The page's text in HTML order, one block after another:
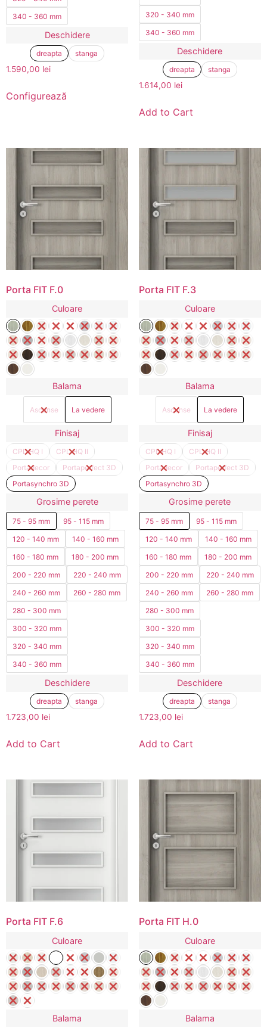
340 - 360 mm
Deschidere
dreapta stanga
1.590,00 lei
Configurează
320 - 340 mm
340 - 360 mm
Deschidere
dreapta stanga
1.614,00 lei
Add to Cart
Porta FIT F.0
Culoare
Balama
Ascunse La vedere
Finisaj
CPL HQ I
CPL HQ II
Portadecor
Portaperfect 3D
Portasynchro 3D
Grosime perete
75 - 95 mm
95 - 115 mm
120 - 140 mm
140 - 160 mm
160 - 180 mm
180 - 200 mm
200 - 220 mm
220 - 240 mm
240 - 260 mm
260 - 280 mm
280 - 300 mm
300 - 320 mm
320 - 340 mm
340 - 360 mm
Deschidere
dreapta stanga
1.723,00 lei
Add to Cart
Porta FIT F.3
Culoare
Balama
Ascunse La vedere
Finisaj
CPL HQ I
CPL HQ II
Portadecor
Portaperfect 3D
Portasynchro 3D
Grosime perete
75 - 95 mm
95 - 115 mm
120 - 140 mm
140 - 160 mm
160 - 180 mm
180 - 200 mm
200 - 220 mm
220 - 240 mm
240 - 260 mm
260 - 280 mm
280 - 300 mm
300 - 320 mm
320 - 340 mm
340 - 360 mm
Deschidere
dreapta stanga
1.723,00 lei
Add to Cart
Porta FIT F.6
Culoare
Balama
Porta FIT H.0
Culoare
Balama